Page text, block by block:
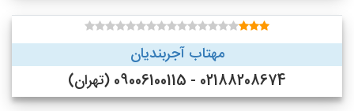
مهتاب آجربندیان
02188208674 - 09006100115 (تهران)